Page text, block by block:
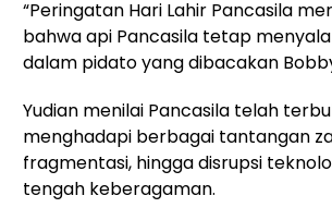
“Peringatan Hari Lahir Pancasila
bahwa api Pancasila tetap menyala
dalam pidato yang dibacakan
Yudian menilai Pancasila telah
menghadapi berbagai tantangan
fragmentasi, hingga disrupsi
tengah keberagaman.